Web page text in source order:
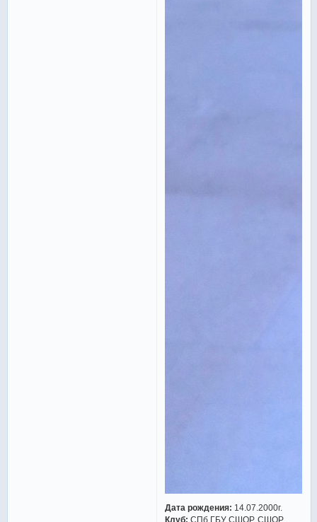
Дата рождения: 14.07.2000г.
Клуб: СПб ГБУ СШОР, СШОР